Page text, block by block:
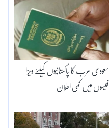
سعودی عرب کا پاکستانیوں کیلئے ویزا
فیسوں میں کمی اعلان